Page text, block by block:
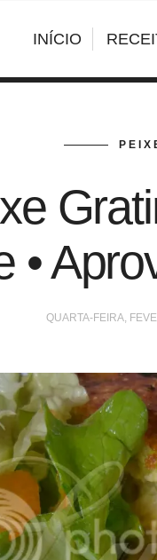
INÍCIO
•
QUARTA-FEIRA,